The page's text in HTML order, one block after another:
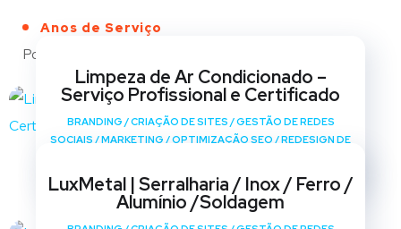
Anos de Serviço
Portfólio
Limpeza de Ar Condicionado –
Serviço Profissional e Certificado
BRANDING /CRIAÇÃO DE SITES /GESTÃO DE REDES
SOCIAIS /MARKETING /OPTIMIZAÇÃO SEO /REDESIGN DE
LuxMetal | Serralharia / Inox / Ferro /
Alumínio /Soldagem